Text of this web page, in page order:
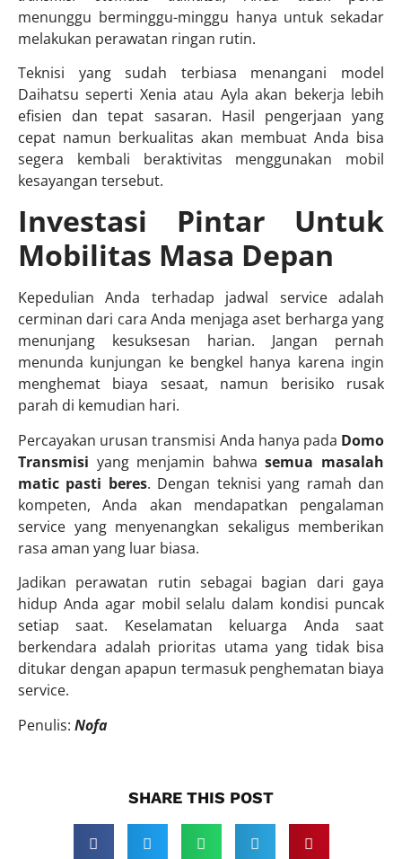
menunggu berminggu-minggu hanya untuk sekadar
melakukan perawatan ringan rutin.
Teknisi yang sudah terbiasa menangani model
Daihatsu seperti Xenia atau Ayla akan bekerja lebih
efisien dan tepat sasaran. Hasil pengerjaan yang
cepat namun berkualitas akan membuat Anda bisa
segera kembali beraktivitas menggunakan mobil
kesayangan tersebut.
Investasi Pintar Untuk
Mobilitas Masa Depan
Kepedulian Anda terhadap jadwal service adalah
cerminan dari cara Anda menjaga aset berharga yang
menunjang kesuksesan harian. Jangan pernah
menunda kunjungan ke bengkel hanya karena ingin
menghemat biaya sesaat, namun berisiko rusak
parah di kemudian hari.
Percayakan urusan transmisi Anda hanya pada Domo
Transmisi yang menjamin bahwasemua masalah
matic pasti beres. Dengan teknisi yang ramah dan
kompeten, Anda akan mendapatkan pengalaman
service yang menyenangkan sekaligus memberikan
rasa aman yang luar biasa.
Jadikan perawatan rutin sebagai bagian dari gaya
hidup Anda agar mobil selalu dalam kondisi puncak
setiap saat. Keselamatan keluarga Anda saat
berkendara adalah prioritas utama yang tidak bisa
ditukar dengan apapun termasuk penghematan biaya
service.
Penulis: Nofa
SHARE THIS POST​